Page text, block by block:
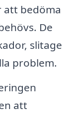
att bedöma
De
slitage
problem.
att